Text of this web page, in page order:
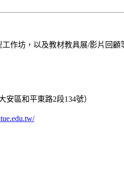
作坊，以及教材教具展/影片回
安區和平東路2段134號）